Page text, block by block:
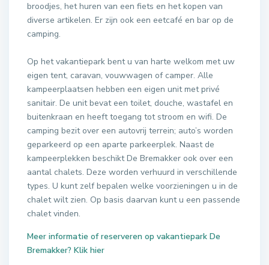
broodjes, het huren van een fiets en het kopen van
diverse artikelen. Er zijn ook een eetcafé en bar op de
camping.
Op het vakantiepark bent u van harte welkom met uw
eigen tent, caravan, vouwwagen of camper. Alle
kampeerplaatsen hebben een eigen unit met privé
sanitair. De unit bevat een toilet, douche, wastafel en
buitenkraan en heeft toegang tot stroom en wifi. De
camping bezit over een autovrij terrein; auto’s worden
geparkeerd op een aparte parkeerplek. Naast de
kampeerplekken beschikt De Bremakker ook over een
aantal chalets. Deze worden verhuurd in verschillende
types. U kunt zelf bepalen welke voorzieningen u in de
chalet wilt zien. Op basis daarvan kunt u een passende
chalet vinden.
Meer informatie of reserveren op vakantiepark De
Bremakker? Klik hier